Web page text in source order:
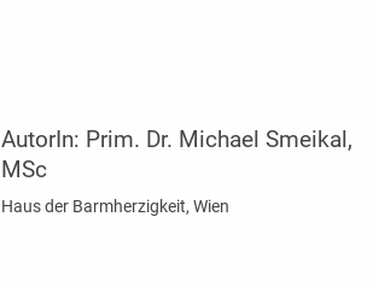
AutorIn: Prim. Dr. Michael Smeikal,
MSc
Haus der Barmherzigkeit, Wien